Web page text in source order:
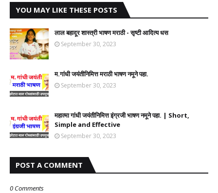
YOU MAY LIKE THESE POSTS
लाल बहादूर शास्त्री भाषण मराठी - सृष्टी आदित्य धस
September 30, 2023
म.गांधी जयंतीनिमित्त मराठी भाषण नमूने पहा.
September 30, 2023
महात्मा गांधी जयंतीनिमित्त इंग्रजी भाषण नमूने पहा. | Short,
Simple and Effective
September 30, 2023
POST A COMMENT
0 Comments